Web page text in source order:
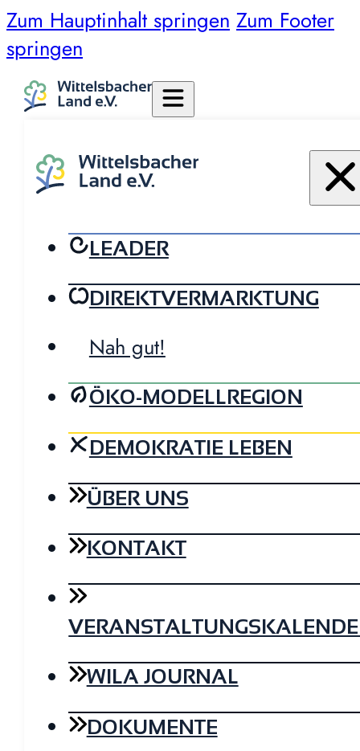
Zum Hauptinhalt springen Zum Footer
springen
LEADER
DIREKTVERMARKTUNG
Nah gut!
ÖKO-MODELLREGION
DEMOKRATIE LEBEN
ÜBER UNS
KONTAKT
WILA JOURNAL
DOKUMENTE